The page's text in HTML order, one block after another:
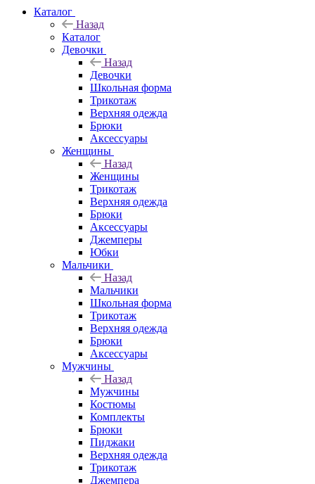
Каталог
Назад
Каталог
Девочки
Назад
Девочки
Школьная форма
Трикотаж
Верхняя одежда
Брюки
Аксессуары
Женщины
Назад
Женщины
Трикотаж
Верхняя одежда
Брюки
Аксессуары
Джемперы
Юбки
Мальчики
Назад
Мальчики
Школьная форма
Трикотаж
Верхняя одежда
Брюки
Аксессуары
Мужчины
Назад
Мужчины
Костюмы
Комплекты
Брюки
Пиджаки
Верхняя одежда
Трикотаж
Джемпера